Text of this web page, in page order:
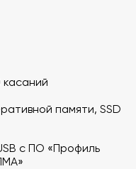
«Балу» (красный,
«Балу»
«Балу» (голубой,
Психолога-
касаний
памяти, SSD
с ПО «Профиль